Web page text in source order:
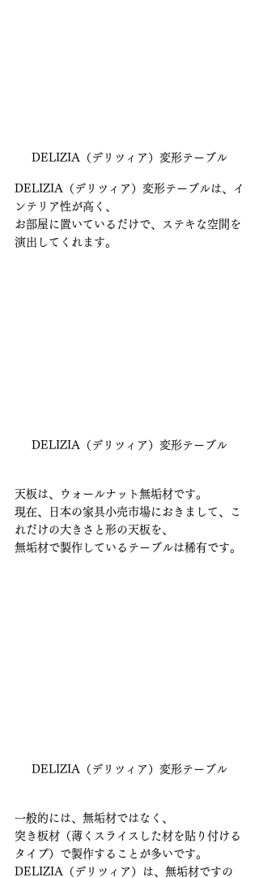
DELIZIA（デリツィア）変形テーブル
DELIZIA（デリツィア）変形テーブルは、イ
ンテリア性が高く、
お部屋に置いているだけで、ステキな空間を
演出してくれます。
DELIZIA（デリツィア）変形テーブル
天板は、ウォールナット無垢材です。
現在、日本の家具小売市場におきまして、こ
れだけの大きさと形の天板を、
無垢材で製作しているテーブルは稀有です。
DELIZIA（デリツィア）変形テーブル
一般的には、無垢材ではなく、
突き板材（薄くスライスした材を貼り付ける
タイプ）で製作することが多いです。
DELIZIA（デリツィア）は、無垢材ですの